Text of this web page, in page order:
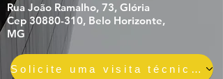
Rua João Ramalho, 73, Glória
Cep 30880-310, Belo Horizonte,
MG
Solicite uma visita técnica gratuita e sem compromisso